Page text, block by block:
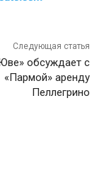
Следующая статья
обсуждает с
«Пармой» аренду
Пеллегрино